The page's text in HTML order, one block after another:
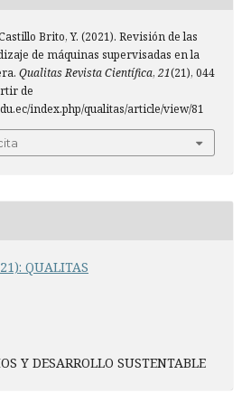
Brito, Y. (2021). Revisión de las
de máquinas supervisadas en la
Qualitas Revista Científica, 21(21), 044
de
index.php/qualitas/article/view/81
QUALITAS
Y DESARROLLO SUSTENTABLE